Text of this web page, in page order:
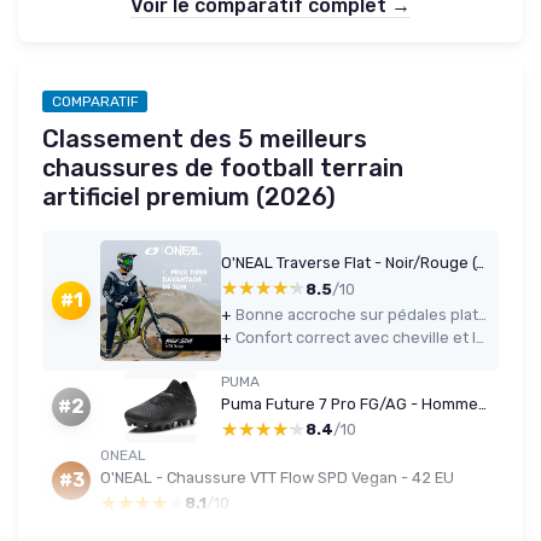
Voir le comparatif complet →
COMPARATIF
Classement des 5 meilleurs
chaussures de football terrain
artificiel premium (2026)
#1
O'NEAL Traverse Flat - Noir/Rouge (42-46 EU)
★★★★★
★★★★★ 8.5/10
+
Bonne accroche sur pédales plates et maintien sérieux grâce à la sangle + lacets
+
Confort correct avec cheville et languette bien rembourrées, pas de rodage nécessaire
#2
PUMA
★★★★★
★★★★★ 8.4/10
#3
ONEAL
O'NEAL - Chaussure VTT Flow SPD Vegan - 42 EU
★★★★★
★★★★★ 8.1 /10